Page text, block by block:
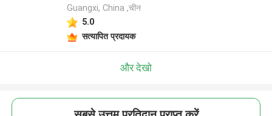
Guangxi, China ,चीन
5.0
सत्यापित प्रदायक
और देखो